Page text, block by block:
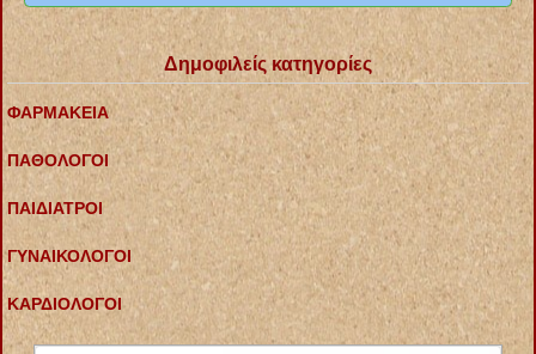
Δημοφιλείς κατηγορίες
ΦΑΡΜΑΚΕΙΑ
ΠΑΘΟΛΟΓΟΙ
ΠΑΙΔΙΑΤΡΟΙ
ΓΥΝΑΙΚΟΛΟΓΟΙ
ΚΑΡΔΙΟΛΟΓΟΙ